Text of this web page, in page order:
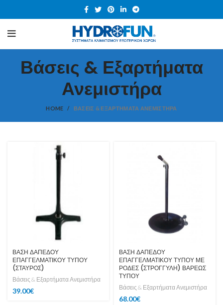
Βάσεις & Εξαρτήματα
Ανεμιστήρα
HOME ΒΆΣΕΙΣ & ΕΞΑΡΤΉΜΑΤΑ ΑΝΕΜΙΣΤΉΡΑ
ΒΑΣΗ ΔΑΠΕΔΟΥ
ΕΠΑΓΓΕΛΜΑΤΙΚΟΥ ΤΥΠΟΥ
(ΣΤΑΥΡΟΣ)
Βάσεις & Εξαρτήματα Ανεμιστήρα
39.00€
ΒΑΣΗ ΔΑΠΕΔΟΥ
ΕΠΑΓΓΕΛΜΑΤΙΚΟΥ ΤΥΠΟΥ ΜΕ
ΡΟΔΕΣ (ΣΤΡΟΓΓΥΛΗ) ΒΑΡΕΩΣ
ΤΥΠΟΥ
Βάσεις & Εξαρτήματα Ανεμιστήρα
68.00€